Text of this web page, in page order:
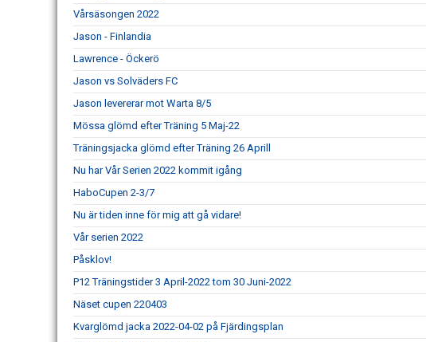
Vårsäsongen 2022
Jason - Finlandia
Lawrence - Öckerö
Jason vs Solväders FC
Jason levererar mot Warta 8/5
Mössa glömd efter Träning 5 Maj-22
Träningsjacka glömd efter Träning 26 Aprill
Nu har Vår Serien 2022 kommit igång
HaboCupen 2-3/7
Nu är tiden inne för mig att gå vidare!
Vår serien 2022
Påsklov!
P12 Träningstider 3 April-2022 tom 30 Juni-2022
Näset cupen 220403
Kvarglömd jacka 2022-04-02 på Fjärdingsplan